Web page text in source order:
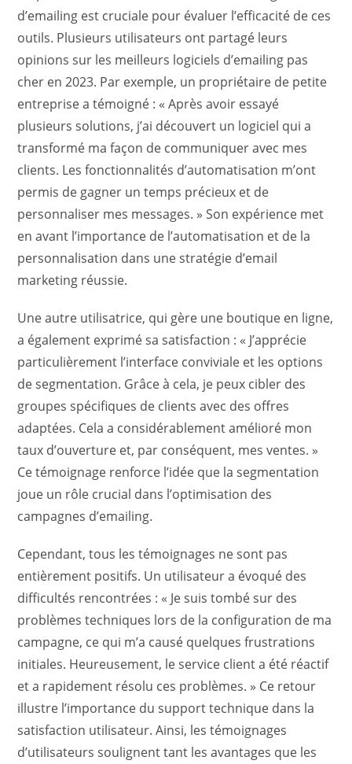
d’emailing est cruciale pour évaluer l’efficacité de ces
outils. Plusieurs utilisateurs ont partagé leurs
opinions sur les meilleurs logiciels d’emailing pas
cher en 2023. Par exemple, un propriétaire de petite
entreprise a témoigné : « Après avoir essayé
plusieurs solutions, j’ai découvert un logiciel qui a
transformé ma façon de communiquer avec mes
clients. Les fonctionnalités d’automatisation m’ont
permis de gagner un temps précieux et de
personnaliser mes messages. » Son expérience met
en avant l’importance de l’automatisation et de la
personnalisation dans une stratégie d’email
marketing réussie.
Une autre utilisatrice, qui gère une boutique en ligne,
a également exprimé sa satisfaction : « J’apprécie
particulièrement l’interface conviviale et les options
de segmentation. Grâce à cela, je peux cibler des
groupes spécifiques de clients avec des offres
adaptées. Cela a considérablement amélioré mon
taux d’ouverture et, par conséquent, mes ventes. »
Ce témoignage renforce l’idée que la segmentation
joue un rôle crucial dans l’optimisation des
campagnes d’emailing.
Cependant, tous les témoignages ne sont pas
entièrement positifs. Un utilisateur a évoqué des
difficultés rencontrées : « Je suis tombé sur des
problèmes techniques lors de la configuration de ma
campagne, ce qui m’a causé quelques frustrations
initiales. Heureusement, le service client a été réactif
et a rapidement résolu ces problèmes. » Ce retour
illustre l’importance du support technique dans la
satisfaction utilisateur. Ainsi, les témoignages
d’utilisateurs soulignent tant les avantages que les